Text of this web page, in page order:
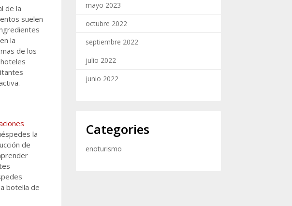
de la
suelen
la
de los
la
de
botella de
mayo 2023
octubre 2022
septiembre 2022
julio 2022
junio 2022
Categories
enoturismo